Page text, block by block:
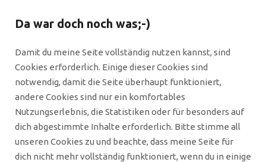
Da war doch noch was;-)
Damit du meine Seite vollständig nutzen kannst, sind
Cookies erforderlich. Einige dieser Cookies sind
notwendig, damit die Seite überhaupt funktioniert,
andere Cookies sind nur ein komfortables
Nutzungserlebnis, die Statistiken oder für besonders auf
dich abgestimmte Inhalte erforderlich. Bitte stimme all
unseren Cookies zu und beachte, dass meine Seite für
dich nicht mehr vollständig funktioniert, wenn du in einige